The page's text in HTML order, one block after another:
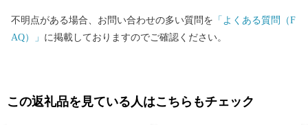
不明点がある場合、お問い合わせの多い質問を 「よくある質問（F
AQ）」 に掲載しておりますのでご確認ください。
この返礼品を見ている人はこちらもチェック